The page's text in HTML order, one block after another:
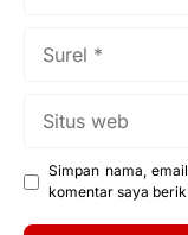
Simpan nama,
komentar saya